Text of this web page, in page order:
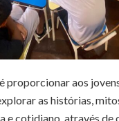
proporcionar aos
as histórias,
e cotidiano, através de